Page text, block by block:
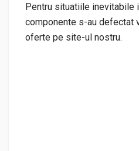
Pentru situatiile inevitabile
componente s-au defectat
oferte pe site-ul nostru.